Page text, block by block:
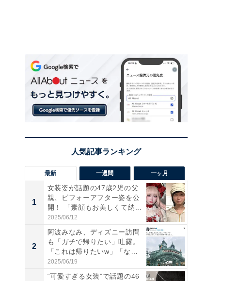
最新 一週間 一ヶ月
1
女装姿が話題の47歳2児の父
親、ビフォーアフター姿を公
開！ 「素顔もお美しくて納...
2025/06/12
2
阿波みなみ、ディズニー訪問
も「ガチで帰りたい」吐露。
「これは帰りたいw」「なん
ち...
2025/06/19
“可愛すぎる女装”で話題の46